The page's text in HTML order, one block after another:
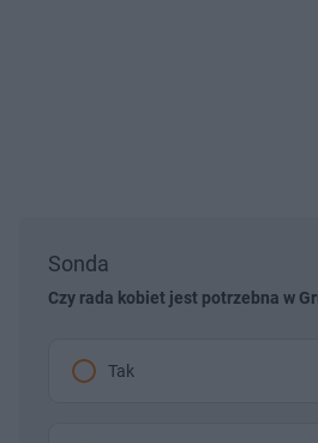
Sonda
Czy rada kobiet jest potrzebna w
Tak